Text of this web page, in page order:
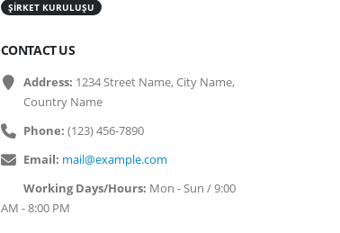
ŞIRKET KURULUŞU
CONTACT US
Address: 1234 Street Name, City Name,
Country Name
Phone: (123) 456-7890
Email: mail@example.com
Working Days/Hours: Mon - Sun / 9:00
AM - 8:00 PM